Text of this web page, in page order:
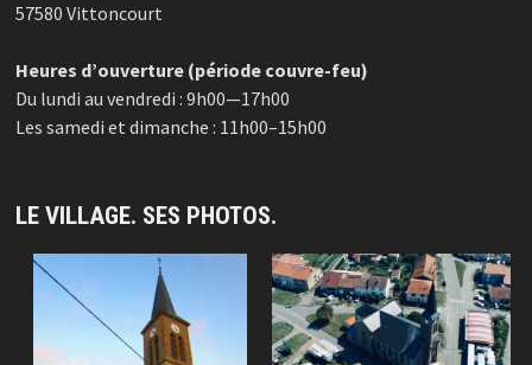
57580 Vittoncourt
Heures d’ouverture (période couvre-feu)
Du lundi au vendredi : 9h00—17h00
Les samedi et dimanche : 11h00–15h00
LE VILLAGE. SES PHOTOS.